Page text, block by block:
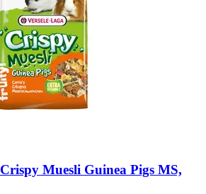
Crispy Muesli Guinea Pigs MS,